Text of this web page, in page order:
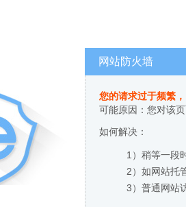
网站防火墙
您的请求过于频繁
可能原因：您对该
如何解决：
1）稍等一段
2）如网站托
3）普通网站